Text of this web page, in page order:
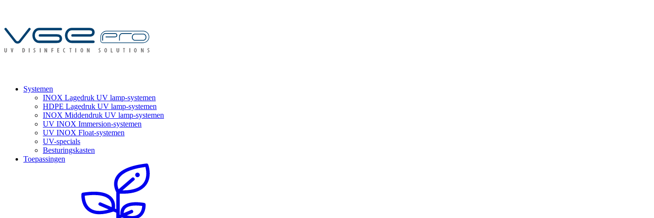
Systemen
INOX Lagedruk UV lamp-systemen
HDPE Lagedruk UV lamp-systemen
INOX Middendruk UV lamp-systemen
UV INOX Immersion-systemen
UV INOX Float-systemen
UV-specials
Besturingskasten
Toepassingen